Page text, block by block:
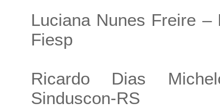
Luciana Nunes Freire
Fiesp
Ricardo Dias
Sinduscon-RS